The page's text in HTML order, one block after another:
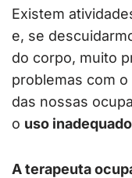
Existem
e, se
do corpo, muito
problemas com
das nossas
o uso
A terapeuta